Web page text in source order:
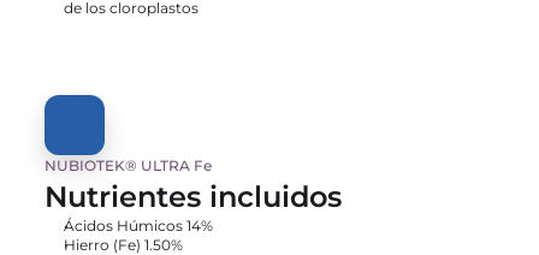
de los cloroplastos
NUBIOTEK® ULTRA Fe
Nutrientes incluidos
Ácidos Húmicos 14%
Hierro (Fe) 1.50%